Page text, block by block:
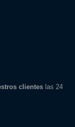
clienteslas 24